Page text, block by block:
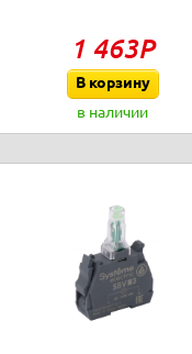
1 463Р
В корзину
в наличии